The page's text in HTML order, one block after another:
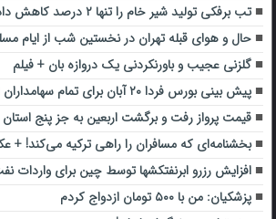
تب برفکی تولید شیر خام را تنها ۲ درصد کاهش داد
حال و هوای قبله تهران در نخستین شب از ایام
گلزنی عجیب و باورنکردنی یک دروازه بان + فیلم
پیش بینی بورس فردا ۲۰ آبان برای تمام سهامداران اعلام شد
قیمت پرواز رفت و برگشت اربعین به جز پنج استان ۸ میلیون تومان است
بخشنامه‌ای که مسافران را راهی ترکیه می‌کند! +
افزایش رزرو ابرنفت‎کش‎ها توسط چین برای واردات نفت ازخلیج فارس
پزشکیان: من با ۵۰۰ تومان ازدواج کردم